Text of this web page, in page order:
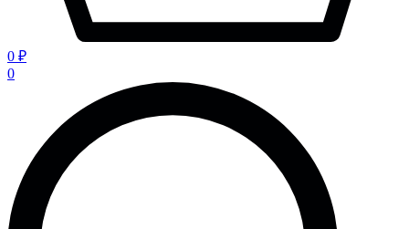
0 ₽
0